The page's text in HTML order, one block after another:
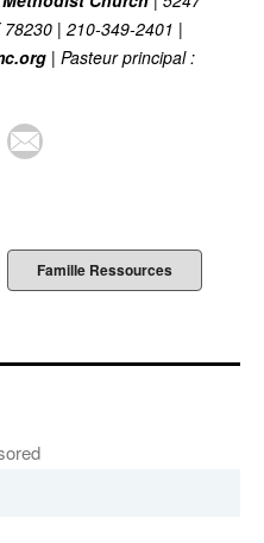
| 210-349-2401 |
| Pasteur principal :
Famille Ressources